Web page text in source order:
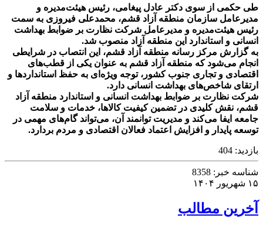
طی حکمی از سوی دکتر عادل پیغامی، رئیس هیئت‌مدیره و
مدیرعامل سازمان منطقه آزاد قشم، محمدعلی فیروزی به سمت
رئیس هیئت‌مدیره و مدیرعامل شرکت نظارت بر ضوابط بهداشت
انسانی و استاندارد این منطقه آزاد منصوب شد.
به گزارش مرکز رسانه منطقه آزاد قشم، این انتصاب در شرایطی
انجام می‌شود که منطقه آزاد قشم به عنوان یکی از قطب‌های
اقتصادی و تجاری جنوب کشور، توجه ویژه‌ای به حفظ استانداردها و
ارتقای شاخص‌های بهداشت انسانی دارد.
شرکت نظارت بر ضوابط بهداشت انسانی و استاندارد منطقه آزاد
قشم، نقش کلیدی در تضمین کیفیت کالاها، خدمات و سلامت
جامعه ایفا می‌کند و مدیریت توانمند آن، می‌تواند گام‌های مهمی در
توسعه پایدار و افزایش اعتماد فعالان اقتصادی و مردم بردارد.
بازدید: 404
شناسه خبر:
۱۵ شهریور ۱۴۰۴
آخرین مطالب